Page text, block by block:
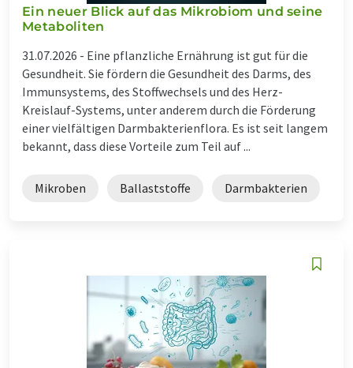
Ein neuer Blick auf das Mikrobiom und seine
Metaboliten
31.07.2026 - Eine pflanzliche Ernährung ist gut für die
Gesundheit. Sie fördern die Gesundheit des Darms, des
Immunsystems, des Stoffwechsels und des Herz-
Kreislauf-Systems, unter anderem durch die Förderung
einer vielfältigen Darmbakterienflora. Es ist seit langem
bekannt, dass diese Vorteile zum Teil auf ...
Mikroben Ballaststoffe Darmbakterien